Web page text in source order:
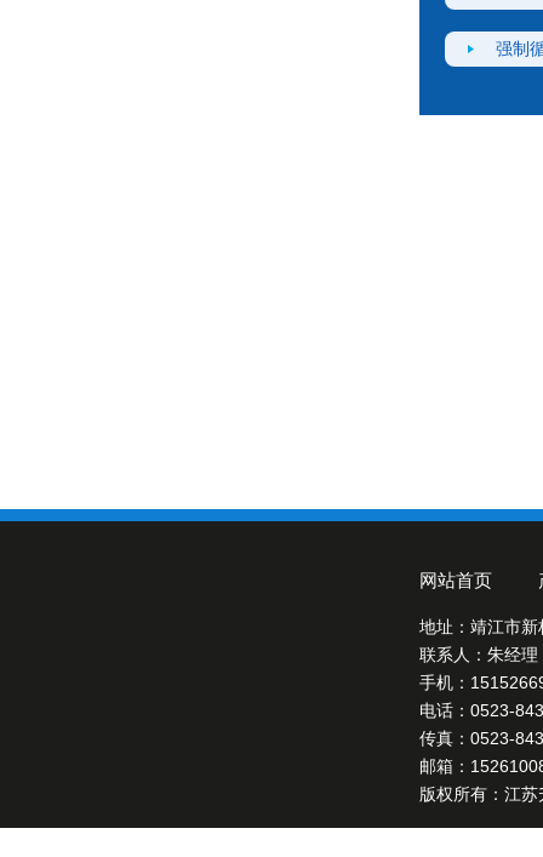
强制
网站首页
地址：靖江市
联系人：朱经理
手机：
电话：0523-
传真：0523-
邮箱：
版权所有：江